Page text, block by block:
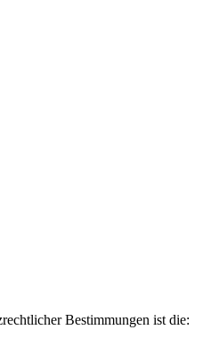
Bestimmungen ist die: